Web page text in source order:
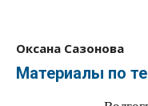
Оксана Сазонова
Материалы по